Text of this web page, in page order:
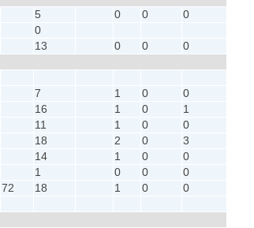
5 0 0
0
0
13 0 0
0
7 1 0
0
16 1 0
1
11 1 0
0
18 2 0
3
14 1 0
0
1 0 0
0
72 18 1 0
0